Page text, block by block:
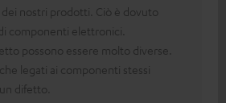
dei nostri prodotti. Ciò è dovuto
componenti elettronici.
possono essere molto diverse.
legati ai componenti stessi
difetto.